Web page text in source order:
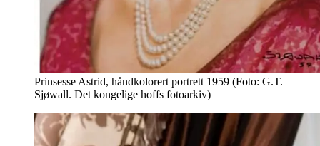
Prinsesse Astrid, håndkolorert portrett 1959 (Foto: G.T.
Sjøwall. Det kongelige hoffs fotoarkiv)